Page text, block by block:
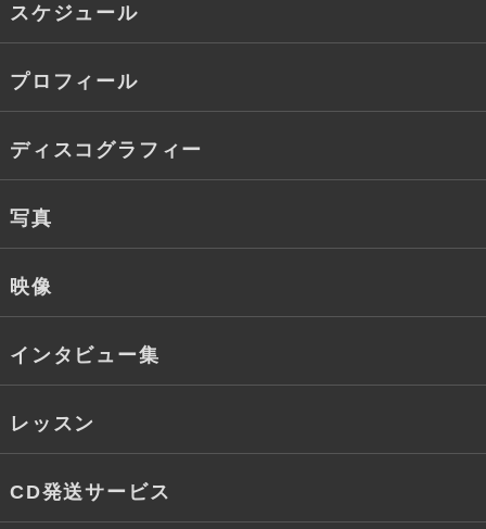
スケジュール
プロフィール
ディスコグラフィー
写真
映像
インタビュー集
レッスン
CD発送サービス